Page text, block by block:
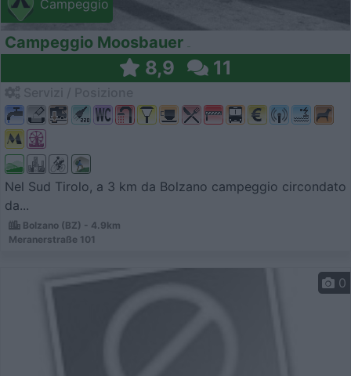
Campeggio
Campeggio Moosbauer
8,9 11
Nel Sud Tirolo, a 3 km da Bolzano campeggio circondato
da...
Bolzano (BZ) - 4.9km
Meranerstraße 101
0